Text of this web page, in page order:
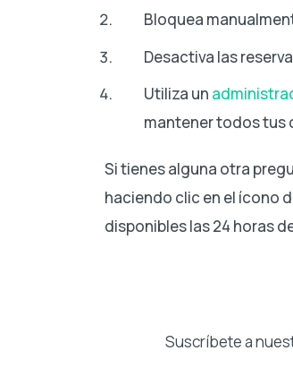
Bloquea
Desactiva las
Utiliza un
mantener todos tus
Si tienes alguna otra
haciendo clic en el ícono
disponibles las 24 horas
Suscríbete a